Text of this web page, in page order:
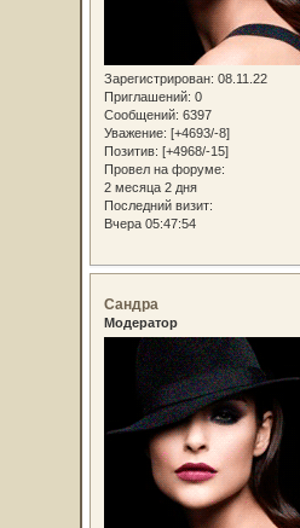
Зарегистрирован: 08.11.22
Приглашений: 0
Сообщений: 6397
Уважение: [+4693/-8]
Позитив: [+4968/-15]
Провел на форуме:
2 месяца 2 дня
Последний визит:
Вчера 05:47:54
Сандра
Модератор